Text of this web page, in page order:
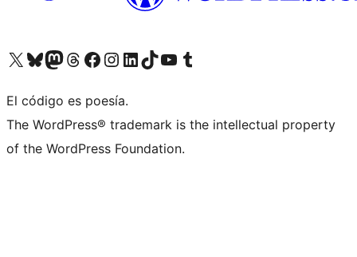
Visit our X (formerly Twitter) account
Visit our Bluesky account
Visit our Mastodon account
Visit our Threads account
Visita nuestra página de Facebook
Visita nuestra cuenta de Instagram
Visita nuestra cuenta de LinkedIn
Visit our TikTok account
Visita nuestro canal de YouTube
Visit our Tumblr account
El código es poesía.
The WordPress® trademark is the intellectual property
of the WordPress Foundation.